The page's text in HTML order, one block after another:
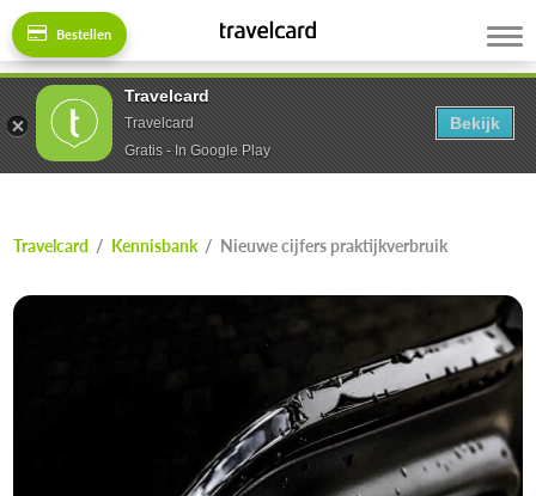
Bestellen
Travelcard / Kennisbank / Nieuwe cijfers praktijkverbruik
Travelcard
Travelcard
Gratis - In Google Play
Bekijk